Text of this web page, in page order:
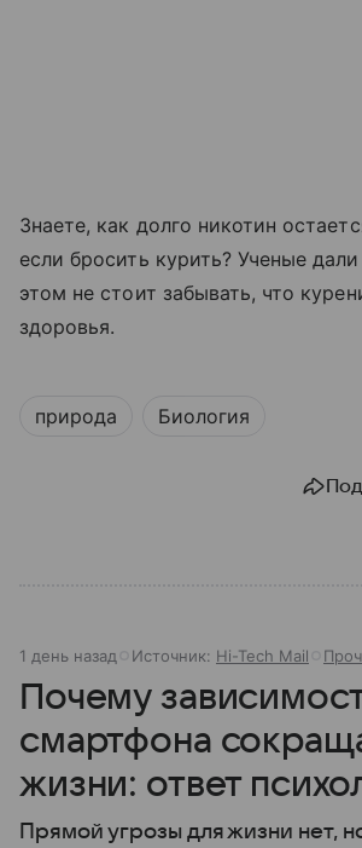
Знаете, как долго никотин
если бросить курить? Ученые дали
этом не стоит забывать, что
здоровья.
природа Биология
1 день назад Источник: Hi-Tech Mail
Почему
смартфона
жизни: ответ
Прямой угрозы для жизни нет,